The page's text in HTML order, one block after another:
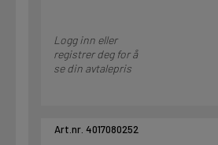
Logg inn eller
registrer deg for å
se din avtalepris
Art.nr. 4017080252